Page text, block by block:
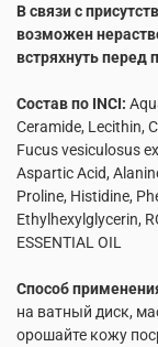
В связи с
возможен
встряхнуть перед
Составпо INCI:
Ceramide, Lecithin,
Fucus vesiculosus
Aspartic Acid,
Proline, Histidine,
Ethylhexylglycerin,
ESSENTIAL OIL
Способ
на ватный диск,
орошайте кожу